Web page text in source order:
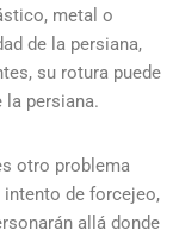
metal o
de la persiana,
su rotura puede
la persiana.
otro problema
intento de forcejeo,
allá donde